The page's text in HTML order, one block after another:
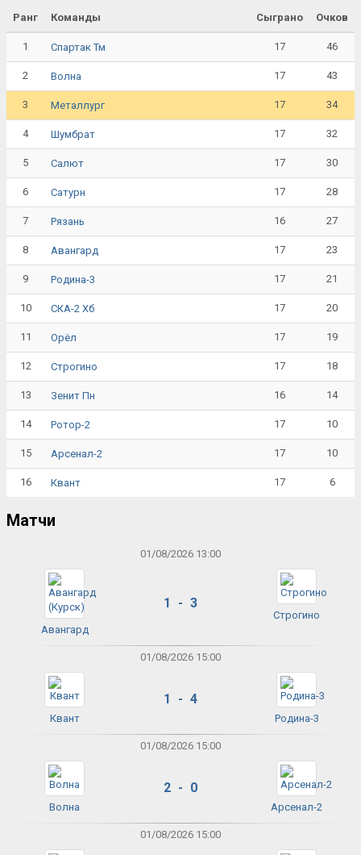
Ранг Команды Сыграно Очков
1 Спартак Тм 17 46
2 Волна 17 43
3 Металлург 17 34
4 Шумбрат 17 32
5 Салют 17 30
6 Сатурн 17 28
7 Рязань 16 27
8 Авангард 17 23
9 Родина-3 17 21
10 СКА-2 Хб 17 20
11 Орёл 17 19
12 Строгино 17 18
13 Зенит Пн 16 14
14 Ротор-2 17 10
15 Арсенал-2 17 10
16 Квант 17 6
Матчи
01/08/2026 13:00
Авангард
1 - 3
Строгино
01/08/2026 15:00
Квант
1 - 4
Родина-3
01/08/2026 15:00
Волна
2 - 0
Арсенал-2
01/08/2026 15:00